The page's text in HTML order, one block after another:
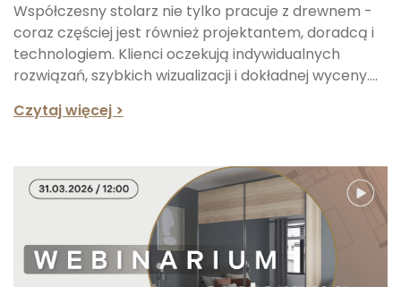
Współczesny stolarz nie tylko pracuje z drewnem -
coraz częściej jest również projektantem, doradcą i
technologiem. Klienci oczekują indywidualnych
rozwiązań, szybkich wizualizacji i dokładnej wyceny....
Czytaj więcej >